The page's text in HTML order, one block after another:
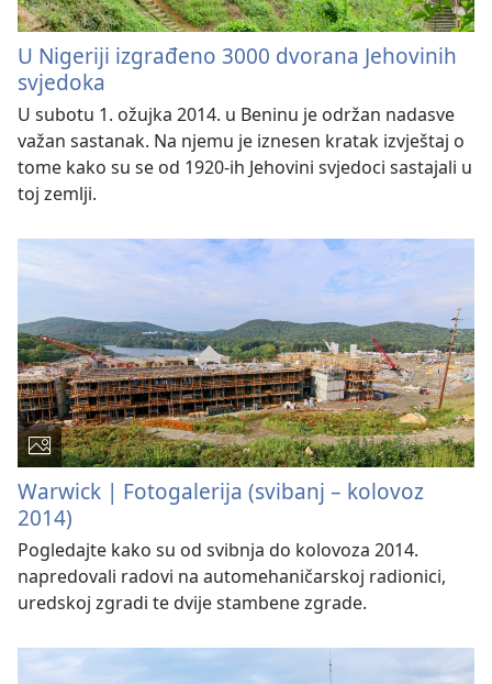
U Nigeriji izgrađeno 3000 dvorana Jehovinih
svjedoka
U subotu 1. ožujka 2014. u Beninu je održan nadasve
važan sastanak. Na njemu je iznesen kratak izvještaj o
tome kako su se od 1920-ih Jehovini svjedoci sastajali u
toj zemlji.
Warwick | Fotogalerija (svibanj – kolovoz
2014)
Pogledajte kako su od svibnja do kolovoza 2014.
napredovali radovi na automehaničarskoj radionici,
uredskoj zgradi te dvije stambene zgrade.